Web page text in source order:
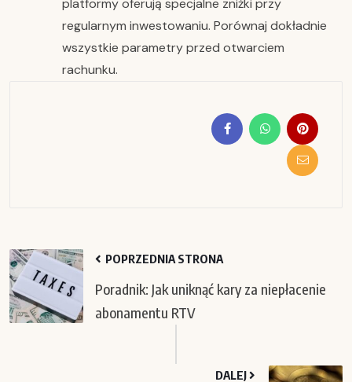
platformy oferują specjalne zniżki przy
regularnym inwestowaniu. Porównaj dokładnie
wszystkie parametry przed otwarciem
rachunku.
POPRZEDNIA STRONA
Poradnik: Jak uniknąć kary za niepłacenie
abonamentu RTV
DALEJ